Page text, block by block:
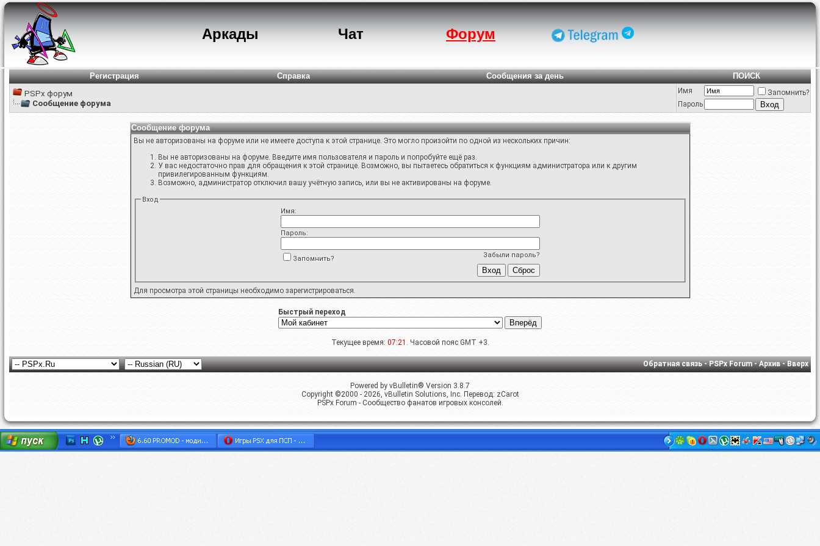
Аркады Чат Форум
Регистрация Справка Сообщения за день
ПОИСК
PSPx форум
Сообщение форума
Имя
Запомнить?
Пароль
Сообщение форума
Вы не авторизованы на форуме или не имеете доступа к этой странице. Это могло произойти по одной из нескольких причин:
Вы не авторизованы на форуме. Введите имя пользователя и пароль и попробуйте ещё раз.
У вас недостаточно прав для обращения к этой странице. Возможно, вы пытаетесь обратиться к функциям администратора или к другим
привилегированным функциям.
Возможно, администратор отключил вашу учётную запись, или вы не активированы на форуме.
Вход
Имя:
Пароль:
Забыли пароль?
Запомнить?
Для просмотра этой страницы необходимо зарегистрироваться.
Быстрый переход
Текущее время: 07:21 . Часовой пояс GMT +3.
Обратная связь-PSPx Forum-Архив-Вверх
Powered by vBulletin® Version 3.8.7
Copyright ©2000 - 2026, vBulletin Solutions, Inc. Перевод: zCarot
PSPx Forum - Сообщество фанатов игровых консолей.